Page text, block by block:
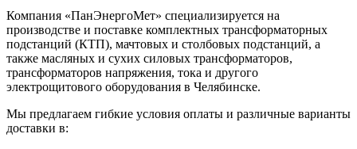
Компания «ПанЭнергоМет» специализируется на
производстве и поставке комплектных трансформаторных
подстанций (КТП), мачтовых и столбовых подстанций, а
также масляных и сухих силовых трансформаторов,
трансформаторов напряжения, тока и другого
электрощитового оборудования в Челябинске.
Мы предлагаем гибкие условия оплаты и различные варианты
доставки в: